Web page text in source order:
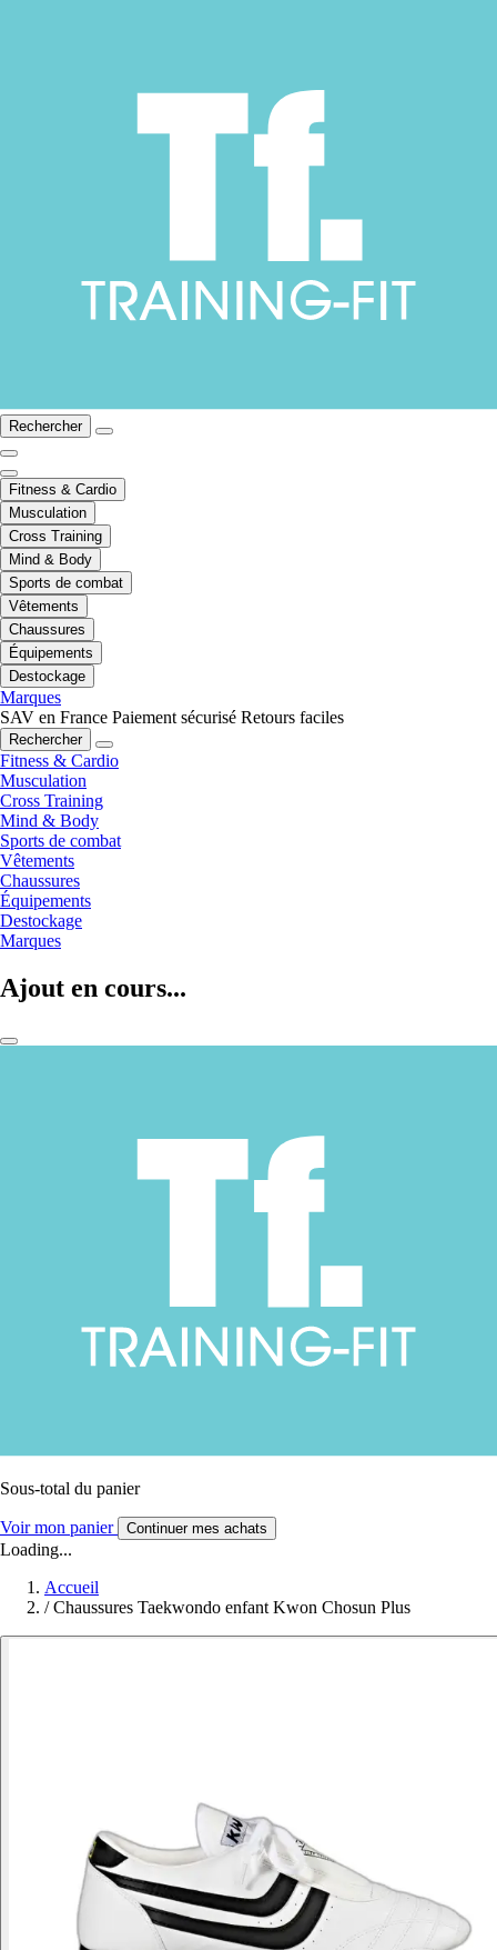
Rechercher
Fitness & Cardio
Musculation
Cross Training
Mind & Body
Sports de combat
Vêtements
Chaussures
Équipements
Destockage
Marques
SAV en France Paiement sécurisé Retours faciles
Rechercher
Fitness & Cardio
Musculation
Cross Training
Mind & Body
Sports de combat
Vêtements
Chaussures
Équipements
Destockage
Marques
Ajout en cours...
Sous-total du panier
Voir mon panier Continuer mes achats
Loading...
Accueil
/ Chaussures Taekwondo enfant Kwon Chosun Plus